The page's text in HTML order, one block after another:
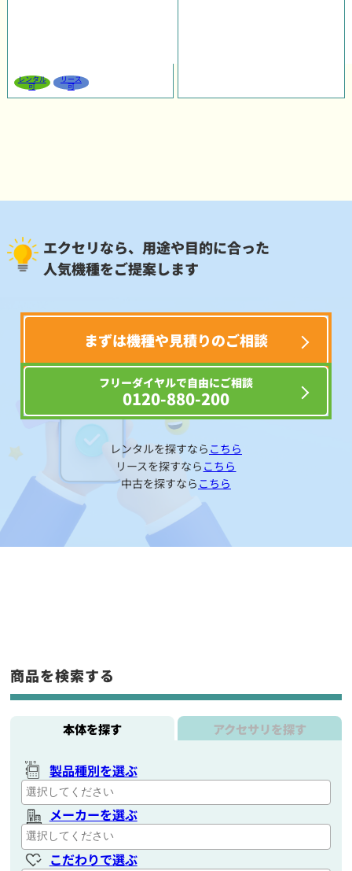
レンタル
可
リース
可
エクセリなら、用途や目的に合った
人気機種をご提案します
まずは機種や見積りのご相談
フリーダイヤルで自由にご相談
0120-880-200
レンタルを探すなら こちら
リースを探すなら こちら
中古を探すなら こちら
商品を検索する
本体を探す アクセサリを探す
製品種別を選ぶ
メーカーを選ぶ
こだわりで選ぶ